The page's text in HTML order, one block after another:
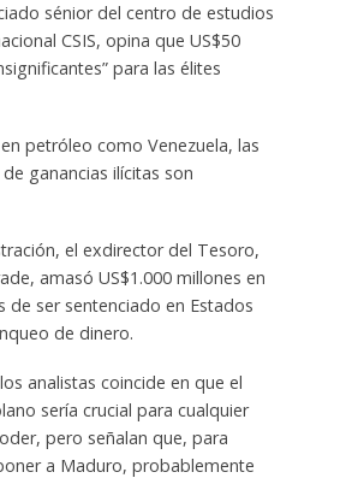
sénior del centro de estudios
CSIS, opina que US$50
para las élites
petróleo como Venezuela, las
ganancias ilícitas son
el exdirector del Tesoro,
amasó US$1.000 millones en
de ser sentenciado en Estados
de dinero.
analistas coincide en que el
sería crucial para cualquier
pero señalan que, para
a Maduro, probablemente